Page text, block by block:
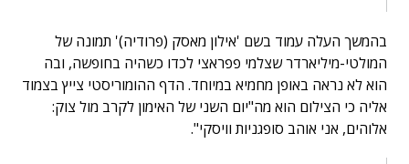
בהמשך העלה עמוד בשם 'אילון מאסק (פרודיה)' תמונה של
המולטי-מיליארדר שצלמי פפראצי לכדו כשהיה בחופשה, ובה
הוא לא נראה באופן מחמיא במיוחד. הדף ההומוריסטי צייץ בצמוד
אליה כי הצילום הוא מה"יום השני של האימון לקרב מול צוק:
אלוהים, אני אוהב סופגניות וויסקי".